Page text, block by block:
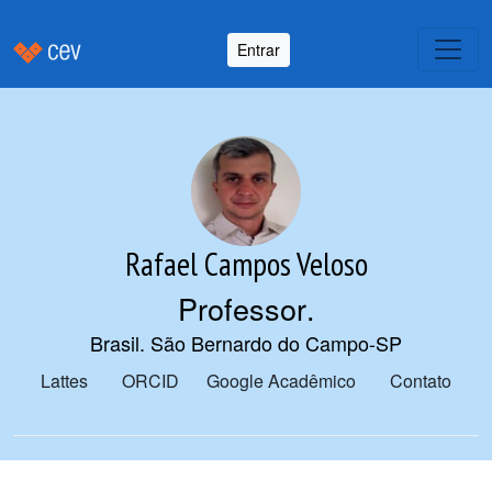
Entrar
Rafael Campos Veloso
Professor.
Brasil. São Bernardo do Campo-SP
Lattes ORCID Google Acadêmico Contato